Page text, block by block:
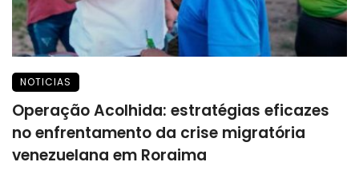
NOTICIAS
Operação Acolhida: estratégias eficazes
no enfrentamento da crise migratória
venezuelana em Roraima